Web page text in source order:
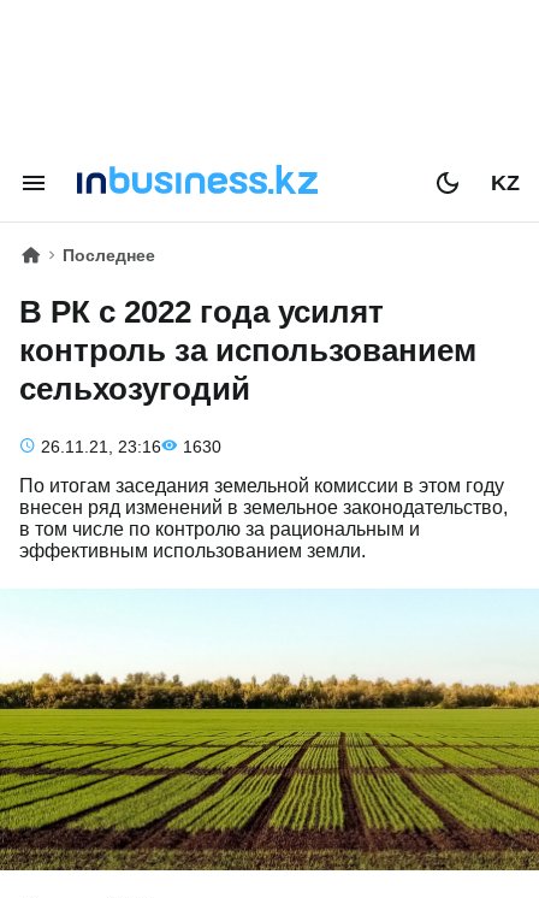
KZ
Последнее
В РК с 2022 года усилят
контроль за использованием
сельхозугодий
26.11.21, 23:16 1630
По итогам заседания земельной комиссии в этом году
внесен ряд изменений в земельное законодательство,
в том числе по контролю за рациональным и
эффективным использованием земли.